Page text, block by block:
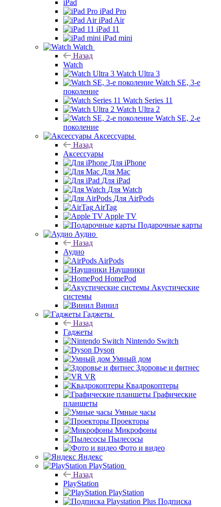
iPad
iPad Pro
iPad Air
iPad 11
iPad mini
Watch
Назад
Watch
Watch Ultra 3
Watch SE, 3-е
поколение
Watch Series 11
Watch Ultra 2
Watch SE, 2-е
поколение
Аксессуары
Назад
Аксессуары
Для iPhone
Для Mac
Для iPad
Для Watch
Для AirPods
AirTag
Apple TV
Подарочные карты
Аудио
Назад
Аудио
AirPods
Наушники
HomePod
Акустические
системы
Винил
Гаджеты
Назад
Гаджеты
Nintendo Switch
Dyson
Умный дом
Здоровье и фитнес
VR
Квадрокоптеры
Графические
планшеты
Умные часы
Проекторы
Микрофоны
Пылесосы
Фото и видео
Яндекс
PlayStation
Назад
PlayStation
PlayStation
Подписка